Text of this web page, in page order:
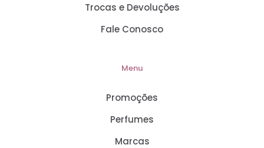
Trocas e Devoluções
Fale Conosco
Menu
Promoções
Perfumes
Marcas